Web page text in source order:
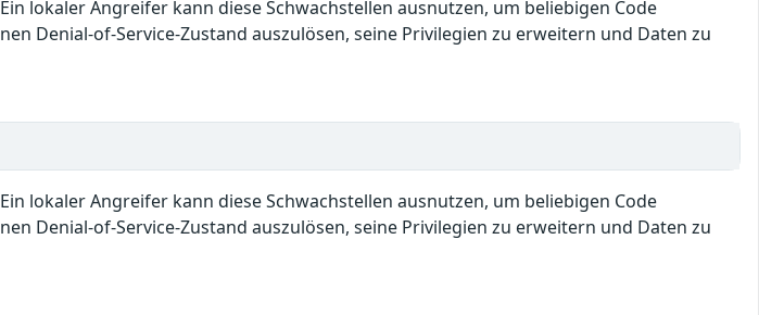
lokaler Angreifer kann diese Schwachstellen ausnutzen, um beliebigen Code
Denial-of-Service-Zustand auszulösen, seine Privilegien zu erweitern und Daten zu
lokaler Angreifer kann diese Schwachstellen ausnutzen, um beliebigen Code
Denial-of-Service-Zustand auszulösen, seine Privilegien zu erweitern und Daten zu